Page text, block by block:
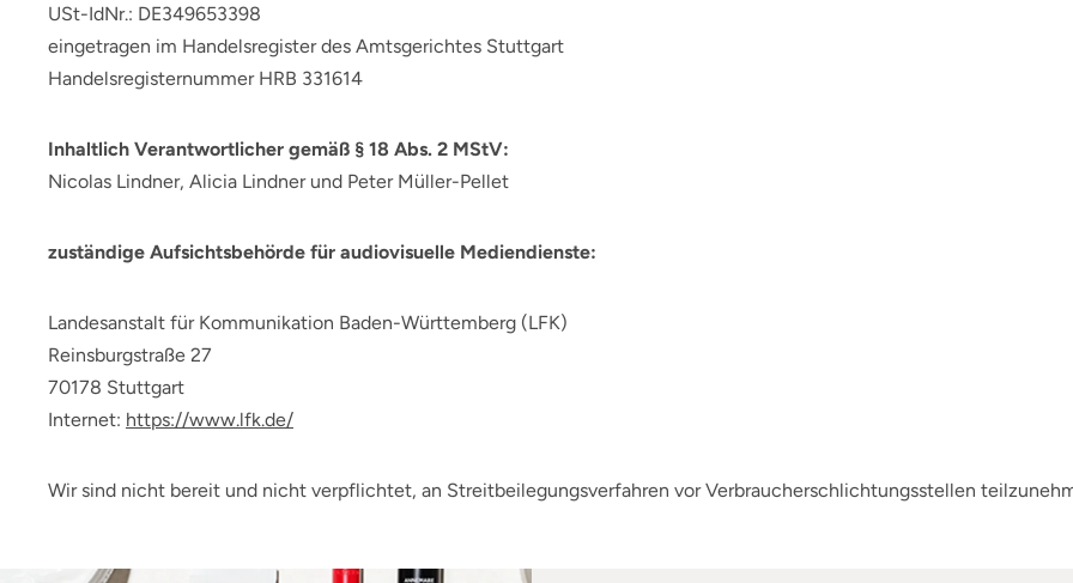
USt-IdNr.: DE349653398
eingetragen im Handelsregister des Amtsgerichtes Stuttgart
Handelsregisternummer HRB 331614
Inhaltlich Verantwortlicher gemäß § 18 Abs. 2 MStV:
Nicolas Lindner, Alicia Lindner und Peter Müller-Pellet
zuständige Aufsichtsbehörde für audiovisuelle Mediendienste:
Landesanstalt für Kommunikation Baden-Württemberg (LFK)
Reinsburgstraße 27
70178 Stuttgart
Internet: https://www.lfk.de/
Wir sind nicht bereit und nicht verpflichtet, an Streitbeilegungsverfahren vor Verbraucherschlichtungsstellen